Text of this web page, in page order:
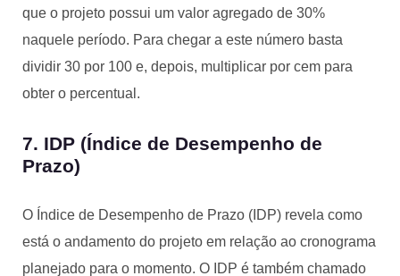
que o projeto possui um valor agregado de 30%
naquele período. Para chegar a este número basta
dividir 30 por 100 e, depois, multiplicar por cem para
obter o percentual.
7. IDP (Índice de Desempenho de
Prazo)
O Índice de Desempenho de Prazo (IDP) revela como
está o andamento do projeto em relação ao cronograma
planejado para o momento. O IDP é também chamado